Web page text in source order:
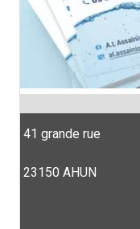
41 grande rue
23150 AHUN